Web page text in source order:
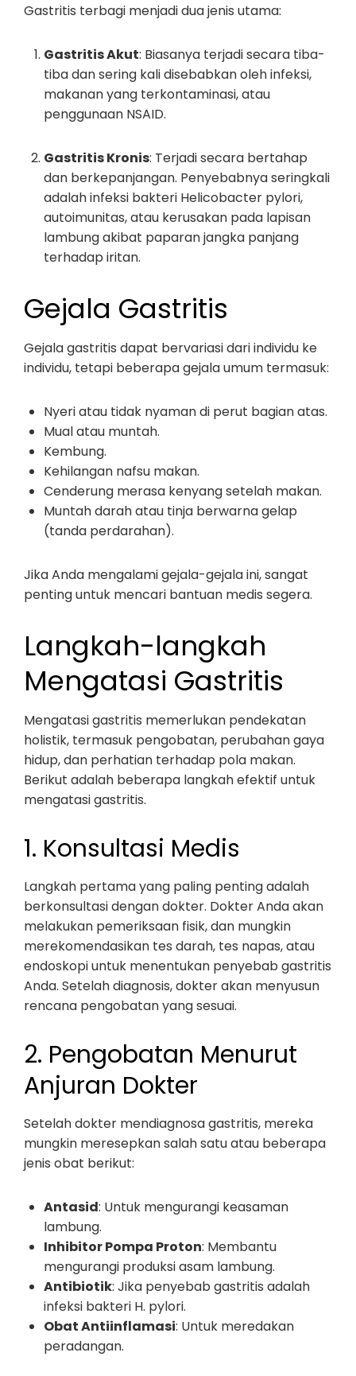
Gastritis terbagi menjadi dua jenis utama:
Gastritis Akut: Biasanya terjadi secara tiba-
tiba dan sering kali disebabkan oleh infeksi,
makanan yang terkontaminasi, atau
penggunaan NSAID.
Gastritis Kronis: Terjadi secara bertahap
dan berkepanjangan. Penyebabnya seringkali
adalah infeksi bakteri Helicobacter pylori,
autoimunitas, atau kerusakan pada lapisan
lambung akibat paparan jangka panjang
terhadap iritan.
Gejala Gastritis
Gejala gastritis dapat bervariasi dari individu ke
individu, tetapi beberapa gejala umum termasuk:
Nyeri atau tidak nyaman di perut bagian atas.
Mual atau muntah.
Kembung.
Kehilangan nafsu makan.
Cenderung merasa kenyang setelah makan.
Muntah darah atau tinja berwarna gelap
(tanda perdarahan).
Jika Anda mengalami gejala-gejala ini, sangat
penting untuk mencari bantuan medis segera.
Langkah-langkah
Mengatasi Gastritis
Mengatasi gastritis memerlukan pendekatan
holistik, termasuk pengobatan, perubahan gaya
hidup, dan perhatian terhadap pola makan.
Berikut adalah beberapa langkah efektif untuk
mengatasi gastritis.
1. Konsultasi Medis
Langkah pertama yang paling penting adalah
berkonsultasi dengan dokter. Dokter Anda akan
melakukan pemeriksaan fisik, dan mungkin
merekomendasikan tes darah, tes napas, atau
endoskopi untuk menentukan penyebab gastritis
Anda. Setelah diagnosis, dokter akan menyusun
rencana pengobatan yang sesuai.
2. Pengobatan Menurut
Anjuran Dokter
Setelah dokter mendiagnosa gastritis, mereka
mungkin meresepkan salah satu atau beberapa
jenis obat berikut:
Antasid: Untuk mengurangi keasaman
lambung.
Inhibitor Pompa Proton: Membantu
mengurangi produksi asam lambung.
Antibiotik: Jika penyebab gastritis adalah
infeksi bakteri H. pylori.
Obat Antiinflamasi: Untuk meredakan
peradangan.